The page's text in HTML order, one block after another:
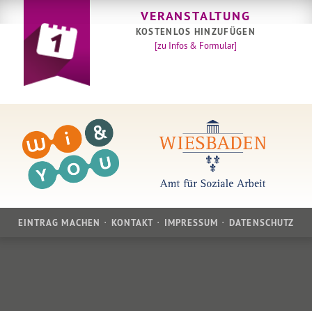
VERANSTALTUNG
KOSTENLOS HINZUFÜGEN
[zu Infos & Formular]
EINTRAG MACHEN KONTAKT IMPRESSUM DATENSCHUTZ